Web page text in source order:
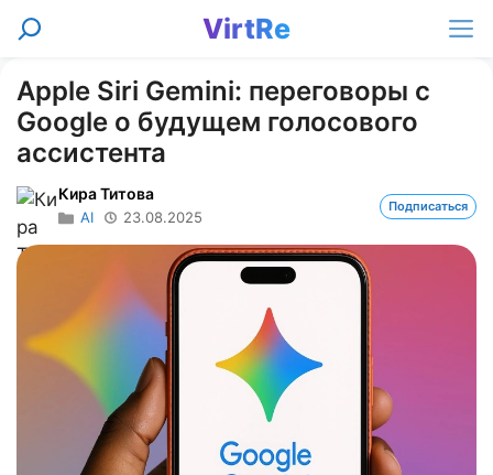
Перейти
VirtRe
Поиск
Apple Siri Gemini: переговоры с
Google о будущем голосового
ассистента
Кира Титова
AI 23.08.2025
Подписаться